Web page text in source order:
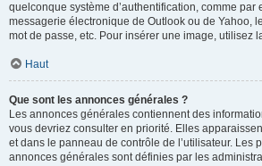
quelconque système d’authentification, comme par
messagerie électronique de Outlook ou de Yahoo,
mot de passe, etc. Pour insérer une image, utilisez
Haut
Que sont les annonces générales ?
Les annonces générales contiennent des
vous devriez consulter en priorité. Elles
et dans le panneau de contrôle de l’utilisateur. Les
annonces générales sont définies par les